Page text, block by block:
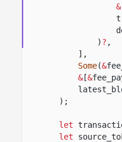
&
)? ,
],
Some(&
&[&
);
let
let